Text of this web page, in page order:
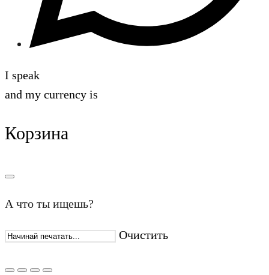
I speak
and my currency is
Корзина
А что ты ищешь?
Очистить